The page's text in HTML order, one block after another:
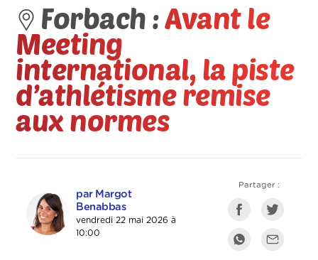
Forbach :Avant le
Meeting
international, la piste
d’athlétisme remise
aux normes
par Margot
Benabbas
vendredi 22 mai 2026 à
10:00
Partager :